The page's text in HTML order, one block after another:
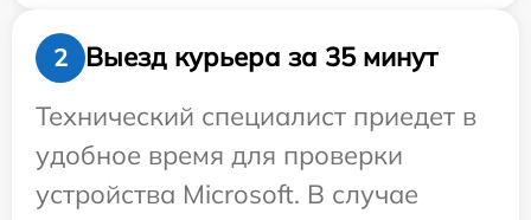
2
Выезд курьера за 35 минут
Технический специалист приедет в
удобное время для проверки
устройства Microsoft. В случае